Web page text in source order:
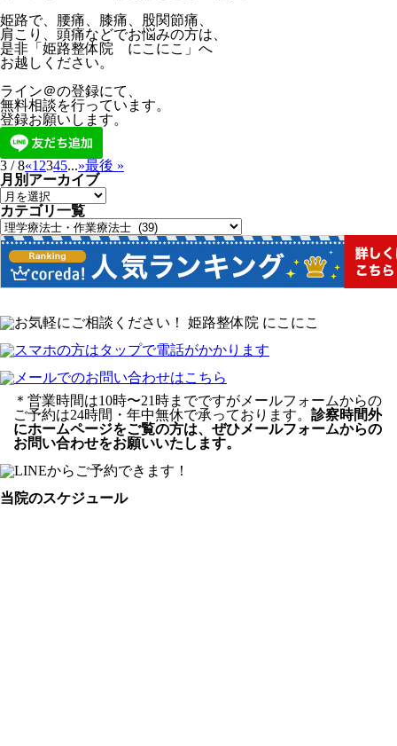
姫路で、腰痛、膝痛、股関節痛、
肩こり、頭痛などでお悩みの方は、
是非「姫路整体院 にこにこ」へ
お越しください。
ライン＠の登録にて、
無料相談を行っています。
登録お願いします。
3 / 8«1 2345...»最後 »
月別アーカイブ
カテゴリ一覧
＊営業時間は10時〜21時までですがメールフォームからの
ご予約は24時間・年中無休で承っております。 診察時間外
にホームページをご覧の方は、ぜひメールフォームからの
お問い合わせをお願いいたします。
当院のスケジュール